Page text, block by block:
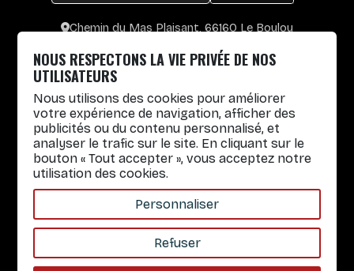
Chemin du Mas Plaisant, 66160 Le Boulou
Lun. au Vend. : 8h30-12h30 / 14h-17h
Gobelets réutilisables
Infos pratiques
Liens rapides
Nos Services
À propos
NOUS RESPECTONS LA VIE PRIVÉE DE NOS
UTILISATEURS
Nous utilisons des cookies pour améliorer
votre expérience de navigation, afficher des
publicités ou du contenu personnalisé, et
analyser le trafic sur le site. En cliquant sur le
bouton « Tout accepter », vous acceptez notre
utilisation des cookies.
Personnaliser
Refuser